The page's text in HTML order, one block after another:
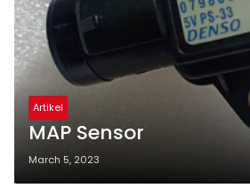
Artikel
MAP Sensor
March 5, 2023